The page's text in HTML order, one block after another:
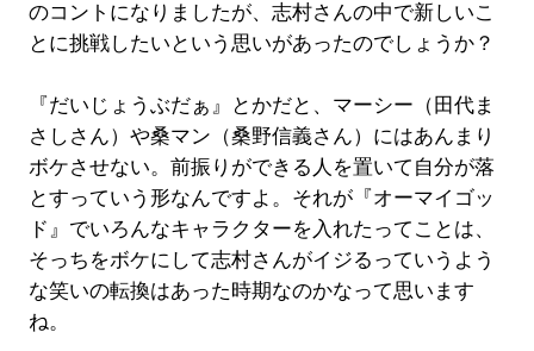
のコントになりましたが、志村さんの中で新しいこ
とに挑戦したいという思いがあったのでしょうか？
『だいじょうぶだぁ』とかだと、マーシー（田代ま
さしさん）や桑マン（桑野信義さん）にはあんまり
ボケさせない。前振りができる人を置いて自分が落
とすっていう形なんですよ。それが『オーマイゴッ
ド』でいろんなキャラクターを入れたってことは、
そっちをボケにして志村さんがイジるっていうよう
な笑いの転換はあった時期なのかなって思います
ね。